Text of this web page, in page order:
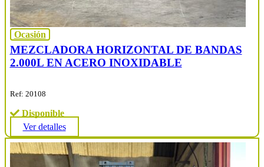
Ocasión
MEZCLADORA HORIZONTAL DE BANDAS
2.000L EN ACERO INOXIDABLE
Ref: 20108
Disponible
Ver detalles